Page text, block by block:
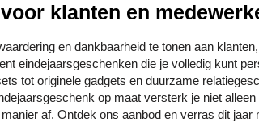
klanten en
en dankbaarheid te tonen aan
eindejaarsgeschenken die je volledig kunt
tot originele gadgets en duurzame
op maat versterk je niet
af. Ontdek ons aanbod en verras dit